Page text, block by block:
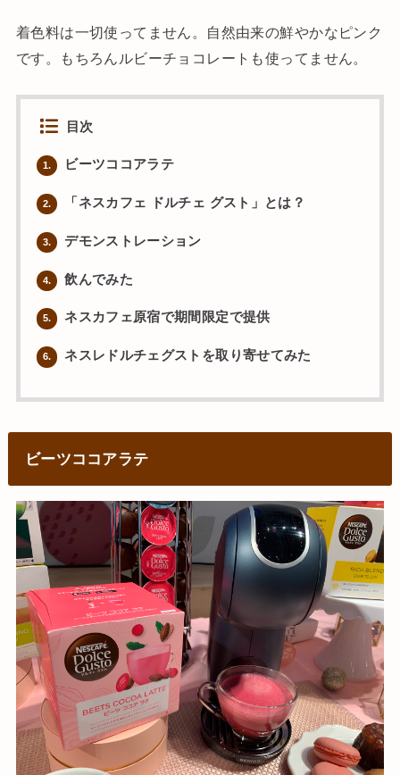
着色料は一切使ってません。自然由来の鮮やかなピンク
です。もちろんルビーチョコレートも使ってません。
目次
1. ビーツココアラテ
2. 「ネスカフェ ドルチェ グスト」とは？
3. デモンストレーション
4. 飲んでみた
5. ネスカフェ原宿で期間限定で提供
6. ネスレドルチェグストを取り寄せてみた
ビーツココアラテ